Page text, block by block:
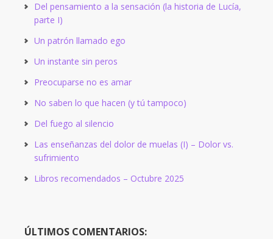
Del pensamiento a la sensación (la historia de Lucía,
parte I)
Un patrón llamado ego
Un instante sin peros
Preocuparse no es amar
No saben lo que hacen (y tú tampoco)
Del fuego al silencio
Las enseñanzas del dolor de muelas (I) – Dolor vs.
sufrimiento
Libros recomendados – Octubre 2025
ÚLTIMOS COMENTARIOS: